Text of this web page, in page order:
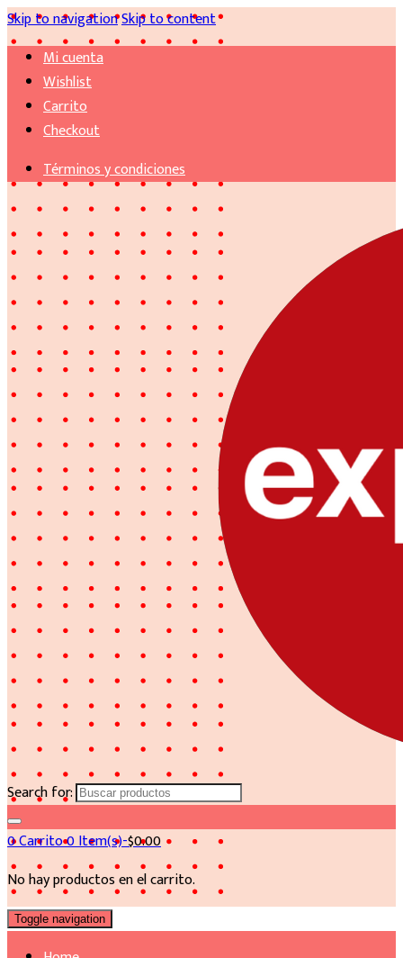
Skip to navigationSkip to content
Mi cuenta
Wishlist
Carrito
Checkout
Términos y condiciones
Search for:
0Carrito0 Item(s)-$0.00
No hay productos en el carrito.
Toggle navigation